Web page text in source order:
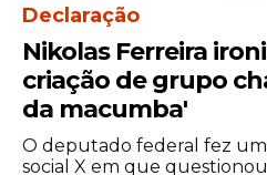
Governo do
supervisiona
Na última sexta-feira,
forteschuvas, a
Declaração
Nikolas Ferreira
criação de grupo
da macumba'
O deputado federal fez
social X em que